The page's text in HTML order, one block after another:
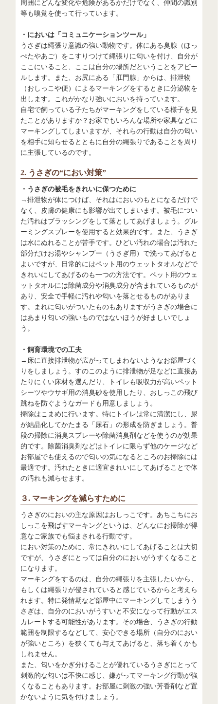
周囲にどんな変化や危険があるかだけでなく、仲間の識別
等も嗅覚を使って行っています。
・においは「コミュニケーションツール」
うさぎは縄張り意識の強い動物です。体にある臭腺（ほっ
ぺたやあご）をこすりつけて縄張りに匂いを付け、自分が
ここにいること、ここは自分の場所だということをアピー
ルします。また、お尻にある「肛門腺」からは、排泄物
（おしっこや便）によるマーキングをするときに分泌物を
出します。これがかなり強いにおいを持っています。
自宅で飼っている子たちがマーキングをしている様子を見
たことがありますか？お家でもいろんな場所や家具などに
マーキングしてしまいますが、それらの行動は自分の匂い
を相手に知らせるとともに自分の縄張りであることを周り
に主張しているのです。
2. うさぎの“におい対策”
・うさぎの被毛をきれいに保つために
→排泄物が体につけば、それはにおいのもとになるだけで
なく、皮膚の健康にも影響が出てしまいます。被毛につい
た汚れはブラッシングをして落としてあげましょう。グル
ーミングスプレーを使用すると効果的です。また、うさぎ
は水にぬれることが苦手です。ひどい汚れの場合は汚れた
部分だけお湯やシャンプー（うさぎ用）で洗ってあげると
よいですが、日常的にはペット用のウェットタオルなどで
きれいにしてあげるのも一つの方法です。ペット用のウェ
ットタオルには除菌成分や消臭成分が含まれているものが
あり、安全で手軽に汚れや匂いを落とせるものがありま
す。まれに匂いがついたものもありますがうさぎの場合に
はあまり匂いの強いものではないほうが好ましいでしょ
う。
・飼育環境での工夫
→床に直接排泄物が広がってしまわないようなお部屋づく
りをしましょう。すのこのように排泄物が足などに直接あ
たりにくい床材を選んだり、トイレも吸収力が高いペット
シーツやウサギ用の消臭砂を使用したり、おしっこの飛び
跳ねを防ぐようなガードも用意しましょう。
掃除はこまめに行います。特にトイレは常に清潔にし、尿
が結晶化してかたまる「尿石」の形成を防ぎましょう。普
段の掃除に消臭スプレーや除菌消臭剤などを使うのが効果
的です。除菌消臭剤などはトイレに限らず他のケージなど
お部屋でも使えるので匂いの気になるところのお掃除には
最適です。汚れたときに適宜きれいにしてあげることで体
の汚れも減らせます。
３. マーキングを減らすために
うさぎのにおいの主な原因はおしっこです。あちこちにお
しっこを飛ばすマーキングというは、どんなにお掃除が得
意なご家族でも悩まされる行動です。
におい対策のために、常にきれいにしてあげることは大切
ですが、うさぎにとっては自分のにおいがうすくなること
になります。
マーキングをするのは、自分の縄張りを主張したいから、
もしくは縄張りが侵されていると感じているからと考えら
れます。特に発情期など部屋中にマーキングしてしまうう
さぎは、自分のにおいがうすいと不安になって行動がエス
カレートする可能性があります。その場合、うさぎの行動
範囲を制限するなどして、安心できる場所（自分のにおい
が強いところ）を狭くても与えてあげると、落ち着くかも
しれません。
また、匂いをかぎ分けることが優れているうさぎにとって
刺激的な匂いは不快に感じ、嫌がってマーキング行動が強
くなることもあります。お部屋に刺激の強い芳香剤など置
かないように気を付けましょう。